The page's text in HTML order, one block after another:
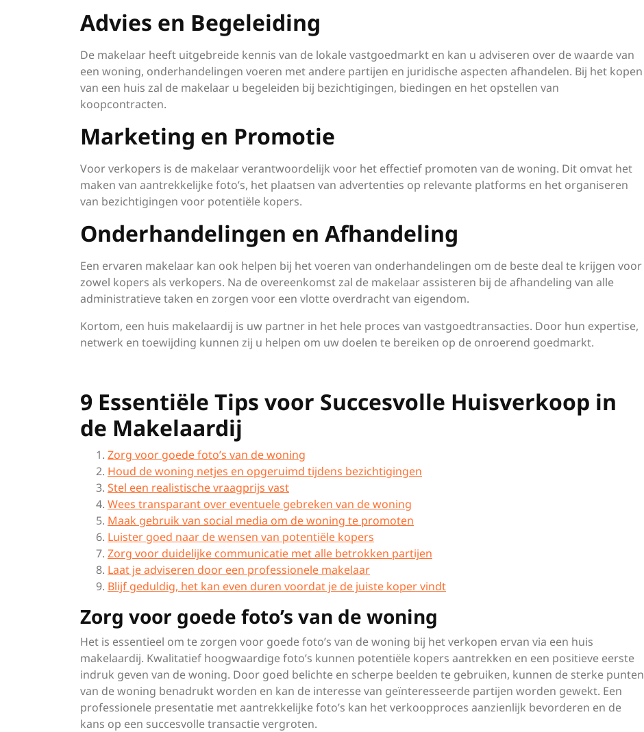
Advies en Begeleiding
De makelaar heeft uitgebreide kennis van de lokale vastgoedmarkt en kan u adviseren over de waarde van
een woning, onderhandelingen voeren met andere partijen en juridische aspecten afhandelen. Bij het kopen
van een huis zal de makelaar u begeleiden bij bezichtigingen, biedingen en het opstellen van
koopcontracten.
Marketing en Promotie
Voor verkopers is de makelaar verantwoordelijk voor het effectief promoten van de woning. Dit omvat het
maken van aantrekkelijke foto’s, het plaatsen van advertenties op relevante platforms en het organiseren
van bezichtigingen voor potentiële kopers.
Onderhandelingen en Afhandeling
Een ervaren makelaar kan ook helpen bij het voeren van onderhandelingen om de beste deal te krijgen voor
zowel kopers als verkopers. Na de overeenkomst zal de makelaar assisteren bij de afhandeling van alle
administratieve taken en zorgen voor een vlotte overdracht van eigendom.
Kortom, een huis makelaardij is uw partner in het hele proces van vastgoedtransacties. Door hun expertise,
netwerk en toewijding kunnen zij u helpen om uw doelen te bereiken op de onroerend goedmarkt.
9 Essentiële Tips voor Succesvolle Huisverkoop in
de Makelaardij
Zorg voor goede foto’s van de woning
Houd de woning netjes en opgeruimd tijdens bezichtigingen
Stel een realistische vraagprijs vast
Wees transparant over eventuele gebreken van de woning
Maak gebruik van social media om de woning te promoten
Luister goed naar de wensen van potentiële kopers
Zorg voor duidelijke communicatie met alle betrokken partijen
Laat je adviseren door een professionele makelaar
Blijf geduldig, het kan even duren voordat je de juiste koper vindt
Zorg voor goede foto’s van de woning
Het is essentieel om te zorgen voor goede foto’s van de woning bij het verkopen ervan via een huis
makelaardij. Kwalitatief hoogwaardige foto’s kunnen potentiële kopers aantrekken en een positieve eerste
indruk geven van de woning. Door goed belichte en scherpe beelden te gebruiken, kunnen de sterke punten
van de woning benadrukt worden en kan de interesse van geïnteresseerde partijen worden gewekt. Een
professionele presentatie met aantrekkelijke foto’s kan het verkoopproces aanzienlijk bevorderen en de
kans op een succesvolle transactie vergroten.